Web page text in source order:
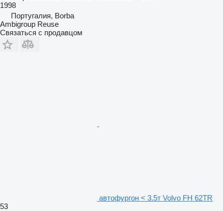
1998
Португалия, Borba
Ambigroup Reuse
Связаться с продавцом
автофургон < 3.5т Volvo FH 62TR
53